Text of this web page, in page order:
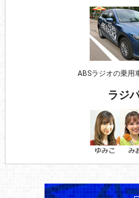
ABSラジオの乗用
ラジ